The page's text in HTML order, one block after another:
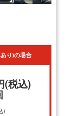
り)の場合
(税込)
)